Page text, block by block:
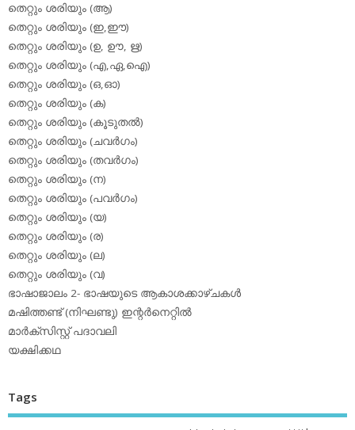
തെറ്റും ശരിയും (ആ)
തെറ്റും ശരിയും (ഇ,ഈ)
തെറ്റും ശരിയും (ഉ, ഊ, ഋ)
തെറ്റും ശരിയും (എ,ഏ,ഐ)
തെറ്റും ശരിയും (ഒ,ഓ)
തെറ്റും ശരിയും (ക)
തെറ്റും ശരിയും (കൂടുതല്‍)
തെറ്റും ശരിയും (ചവര്‍ഗം)
തെറ്റും ശരിയും (തവര്‍ഗം)
തെറ്റും ശരിയും (ന)
തെറ്റും ശരിയും (പവര്‍ഗം)
തെറ്റും ശരിയും (യ)
തെറ്റും ശരിയും (ര)
തെറ്റും ശരിയും (ല)
തെറ്റും ശരിയും (വ)
ഭാഷാജാലം 2- ഭാഷയുടെ ആകാശക്കാഴ്ചകള്‍
മഷിത്തണ്ട് (നിഘണ്ടു) ഇന്റര്‍നെറ്റില്‍
മാര്‍ക്‌സിസ്റ്റ് പദാവലി
യക്ഷിക്കഥ
Tags